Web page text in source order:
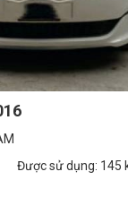
Được sử dụng: 145